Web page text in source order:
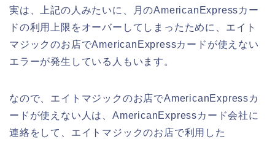
実は、上記の人みたいに、月のAmericanExpressカー
ドの利用上限をオーバーしてしまったために、エイト
マジックのお店でAmericanExpressカードが使えない
エラーが発生している人もいます。
なので、エイトマジックのお店でAmericanExpressカ
ードが使えない人は、AmericanExpressカード会社に
連絡をして、エイトマジックのお店で利用した